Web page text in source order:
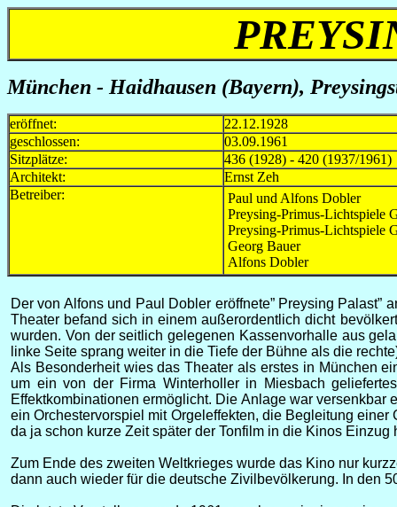
München - Haidhausen (Bayern),
eröffnet:
22.12.1928
geschlossen:
03.09.1961
Sitzplätze:
436 (1928) - 420 (1937/1961)
Architekt:
Ernst Zeh
Betreiber:
Paul und Alfons Dobler
Preysing-Primus-Lichtspiele
Preysing-Primus-Lichtspiele
Georg Bauer
Alfons Dobler
Der von Alfons und Paul Dobler eröffnete” Preysing
Theater befand sich in einem außerordentlich dicht
wurden. Von der seitlich gelegenen Kassenvorhalle aus
linke Seite sprang weiter in die Tiefe der Bühne als die
Als Besonderheit wies das Theater als erstes in München
um ein von der Firma Winterholler in Miesbach
Effektkombinationen ermöglicht. Die Anlage war
ein Orchestervorspiel mit Orgeleffekten, die Begleitung
da ja schon kurze Zeit später der Tonfilm in die Kinos
Zum Ende des zweiten Weltkrieges wurde das Kino nur
dann auch wieder für die deutsche Zivilbevölkerung. In den